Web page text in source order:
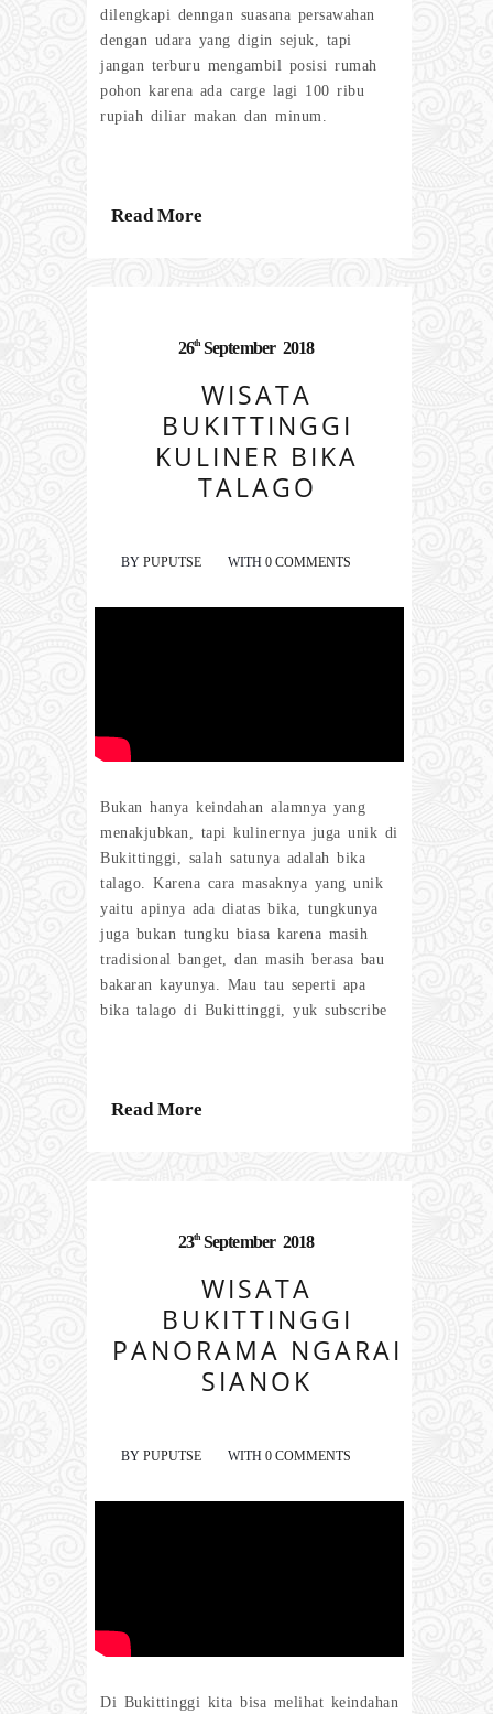
dilengkapi denngan suasana persawahan
dengan udara yang digin sejuk, tapi
jangan terburu mengambil posisi rumah
pohon karena ada carge lagi 100 ribu
rupiah diliar makan dan minum.
Read More
26th September 2018
WISATA
BUKITTINGGI
KULINER BIKA
TALAGO
BY PUPUTSE WITH 0 COMMENTS
Bukan hanya keindahan alamnya yang
menakjubkan, tapi kulinernya juga unik di
Bukittinggi, salah satunya adalah bika
talago. Karena cara masaknya yang unik
yaitu apinya ada diatas bika, tungkunya
juga bukan tungku biasa karena masih
tradisional banget, dan masih berasa bau
bakaran kayunya. Mau tau seperti apa
bika talago di Bukittinggi, yuk subscribe
Read More
23th September 2018
WISATA
BUKITTINGGI
PANORAMA NGARAI
SIANOK
BY PUPUTSE WITH 0 COMMENTS
Di Bukittinggi kita bisa melihat keindahan